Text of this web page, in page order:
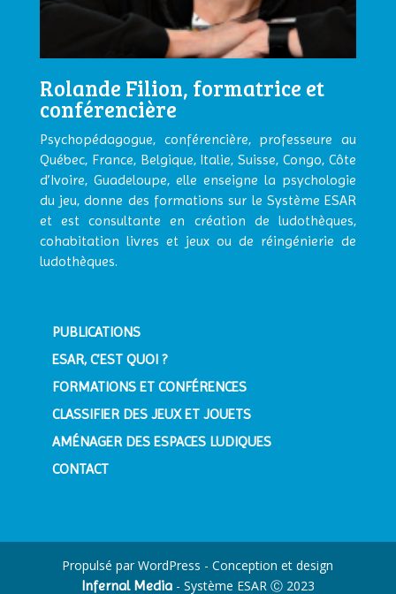
Rolande Filion, formatrice et
conférencière
Psychopédagogue, conférencière, professeure au
Québec, France, Belgique, Italie, Suisse, Congo, Côte
d’Ivoire, Guadeloupe, elle enseigne la psychologie
du jeu, donne des formations sur le Système ESAR
et est consultante en création de ludothèques,
cohabitation livres et jeux ou de réingénierie de
ludothèques.
PUBLICATIONS
ESAR, C’EST QUOI ?
FORMATIONS ET CONFÉRENCES
CLASSIFIER DES JEUX ET JOUETS
AMÉNAGER DES ESPACES LUDIQUES
CONTACT
Propulsé par WordPress - Conception et design
Infernal Media- Système ESAR Ⓒ 2023